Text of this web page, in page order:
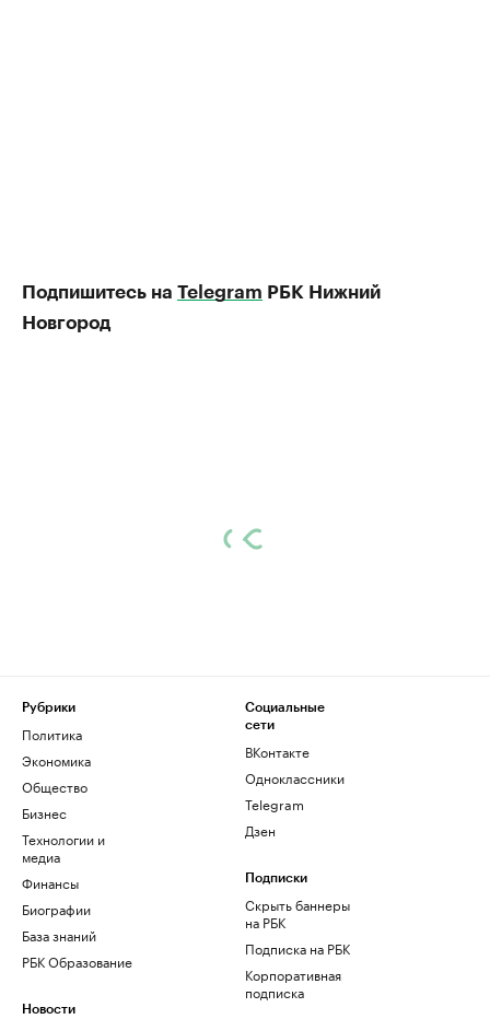
Подпишитесь на Telegram РБК Нижний
Новгород
Рубрики
Политика
Экономика
Общество
Бизнес
Технологии и
медиа
Финансы
Биографии
База знаний
РБК Образование
Новости
Социальные
сети
ВКонтакте
Одноклассники
Telegram
Дзен
Подписки
Скрыть баннеры
на РБК
Подписка на РБК
Корпоративная
подписка